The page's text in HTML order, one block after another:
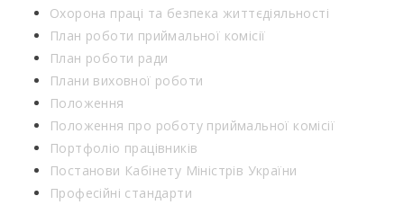
Охорона праці та безпека життєдіяльності
План роботи приймальної комісії
План роботи ради
Плани виховної роботи
Положення
Положення про роботу приймальної комісії
Портфоліо працівників
Постанови Кабінету Міністрів України
Професійні стандарти